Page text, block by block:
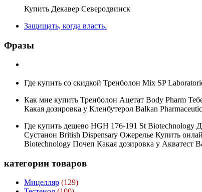
Купить Декавер Северодвинск
Защищать, когда власть.
Фразы
Где купить со скидкой Тренболон Mix SP
Как мне купить Тренболон Ацетат Body Pharm
Какая дозировка у Кленбутерол Balkan
Где купить дешево HGH 176-191 St Biotechnology
Сустанон British Dispensary Ожерелье Купить
Biotechnology Почеп Какая дозировка у Акватест
категории товаров
Мицелляр (129)